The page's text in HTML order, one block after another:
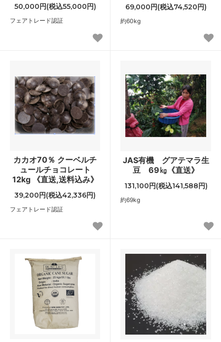
50,000円(税込55,000円)
フェアトレード認証
69,000円(税込74,520円)
約60kg
カカオ70％ クーベルチ
ュールチョコレート
12kg 《直送,送料込み》
39,200円(税込42,336円)
フェアトレード認証
JAS有機 グアテマラ生
豆 69㎏《直送》
131,100円(税込141,588円)
約69kg